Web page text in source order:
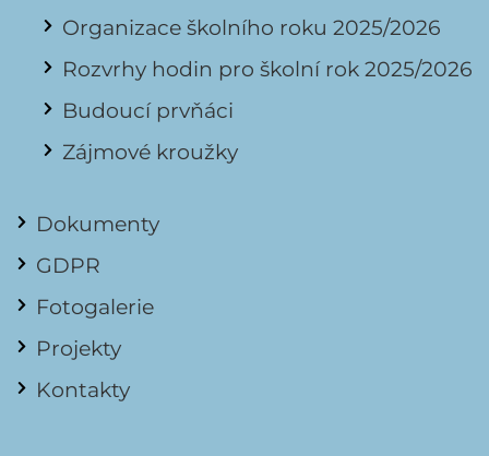
Organizace školního roku 2025/2026
Rozvrhy hodin pro školní rok 2025/2026
Budoucí prvňáci
Zájmové kroužky
Dokumenty
GDPR
Fotogalerie
Projekty
Kontakty